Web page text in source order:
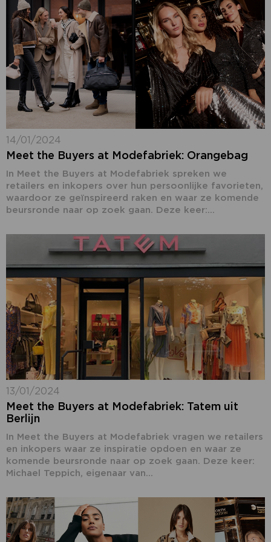
14/01/2024
Meet the Buyers at Modefabriek: Orangebag
In Meet the Buyers at Modefabriek spreken we
retailers en inkopers over hun persoonlijke favorieten,
waardoor ze geïnspireerd raken en waar ze komende
beursronde naar op zoek gaan. Deze keer:...
13/01/2024
Meet the Buyers at Modefabriek: Tatem uit
Berlijn
In Meet the Buyers at Modefabriek vragen we retailers
en inkopers waar ze inspiratie opdoen en waar ze
komende beursronde naar op zoek gaan. Deze keer:
Michael Teppich, eigenaar van...